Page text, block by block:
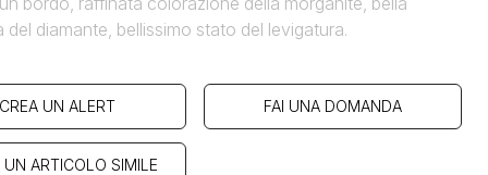
del diamante, bellissimo stato del levigatura.
CREA UN ALERT FAI UNA DOMANDA
UN ARTICOLO SIMILE